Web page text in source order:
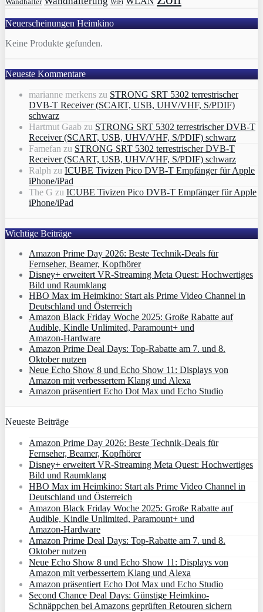
Wandhalter WiFi
Neuerscheinungen Heimkino
Keine Produkte gefunden.
Neueste Kommentare
marianne merkens zu STRONG SRT 5302 terrestrischer
DVB-T Receiver (SCART, USB, UHV/VHF, S/PDIF)
schwarz
Hartmut Gaab zu STRONG SRT 5302 terrestrischer DVB-T
Receiver (SCART, USB, UHV/VHF, S/PDIF) schwarz
Famefan zu STRONG SRT 5302 terrestrischer DVB-T
Receiver (SCART, USB, UHV/VHF, S/PDIF) schwarz
Ralph zu ICUBE Tivizen Pico DVB-T Empfänger für Apple
iPhone/iPad
The G zu ICUBE Tivizen Pico DVB-T Empfänger für Apple
iPhone/iPad
Wichtige Beiträge
Amazon Prime Day 2026: Beste Technik-Deals für
Fernseher, Beamer, Kopfhörer
Disney+ erweitert VR‑Streaming Meta Quest: Hochwertiges
Bild und Raumklang
HBO Max im Heimkino: Start als Prime Video Channel in
Deutschland und Österreich
Amazon Black Friday Woche 2025: Große Rabatte auf
Audible, Kindle Unlimited, Paramount+ und
Amazon‑Hardware
Amazon Prime Deal Days: Top-Rabatte am 7. und 8.
Oktober nutzen
Neue Echo Show 8 und Echo Show 11: Displays von
Amazon mit verbessertem Klang und Alexa
Amazon präsentiert Echo Dot Max und Echo Studio
Neueste Beiträge
Amazon Prime Day 2026: Beste Technik-Deals für
Fernseher, Beamer, Kopfhörer
Disney+ erweitert VR‑Streaming Meta Quest: Hochwertiges
Bild und Raumklang
HBO Max im Heimkino: Start als Prime Video Channel in
Deutschland und Österreich
Amazon Black Friday Woche 2025: Große Rabatte auf
Audible, Kindle Unlimited, Paramount+ und
Amazon‑Hardware
Amazon Prime Deal Days: Top-Rabatte am 7. und 8.
Oktober nutzen
Neue Echo Show 8 und Echo Show 11: Displays von
Amazon mit verbessertem Klang und Alexa
Amazon präsentiert Echo Dot Max und Echo Studio
Second Chance Deal Days: Günstige Heimkino-
Schnäppchen bei Amazons geprüften Retouren sichern